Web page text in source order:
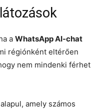
a WhatsApp AI-chat
régiónként eltérően
nem mindenki férhet
amely számos